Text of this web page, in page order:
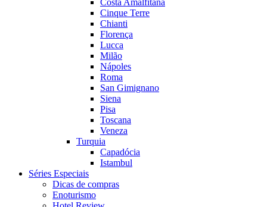
Costa Amalfitana
Cinque Terre
Chianti
Florença
Lucca
Milão
Nápoles
Roma
San Gimignano
Siena
Pisa
Toscana
Veneza
Turquia
Capadócia
Istambul
Séries Especiais
Dicas de compras
Enoturismo